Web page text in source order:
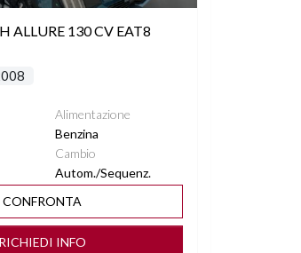
ALLURE 130 CV EAT8
Alimentazione
Benzina
Cambio
Autom./Sequenz.
CONFRONTA
RICHIEDI INFO